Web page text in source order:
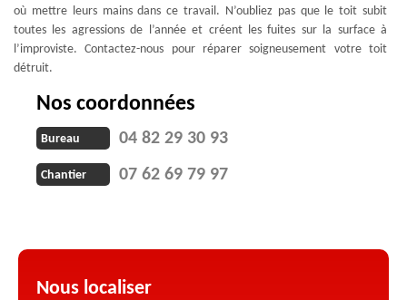
où mettre leurs mains dans ce travail. N’oubliez pas que le toit subit
toutes les agressions de l’année et créent les fuites sur la surface à
l’improviste. Contactez-nous pour réparer soigneusement votre toit
détruit.
Nos coordonnées
Bureau 04 82 29 30 93
Chantier 07 62 69 79 97
Nous localiser